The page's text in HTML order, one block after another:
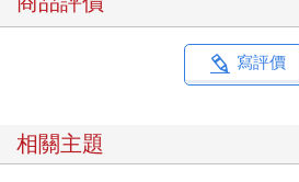
寫評價
相關主題